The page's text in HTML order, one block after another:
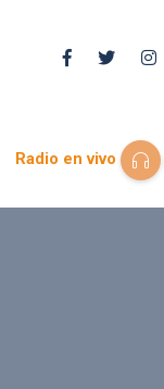
Radio en vivo